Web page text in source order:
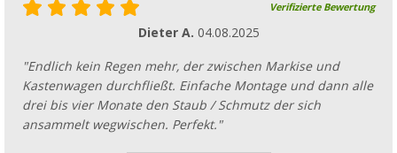
Verifizierte Bewertung
Dieter A. 04.08.2025
"Endlich kein Regen mehr, der zwischen Markise und
Kastenwagen durchfließt. Einfache Montage und dann alle
drei bis vier Monate den Staub / Schmutz der sich
ansammelt wegwischen. Perfekt."